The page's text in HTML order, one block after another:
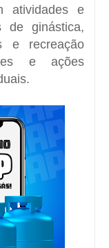
atividades e
de ginástica,
e recreação
e ações